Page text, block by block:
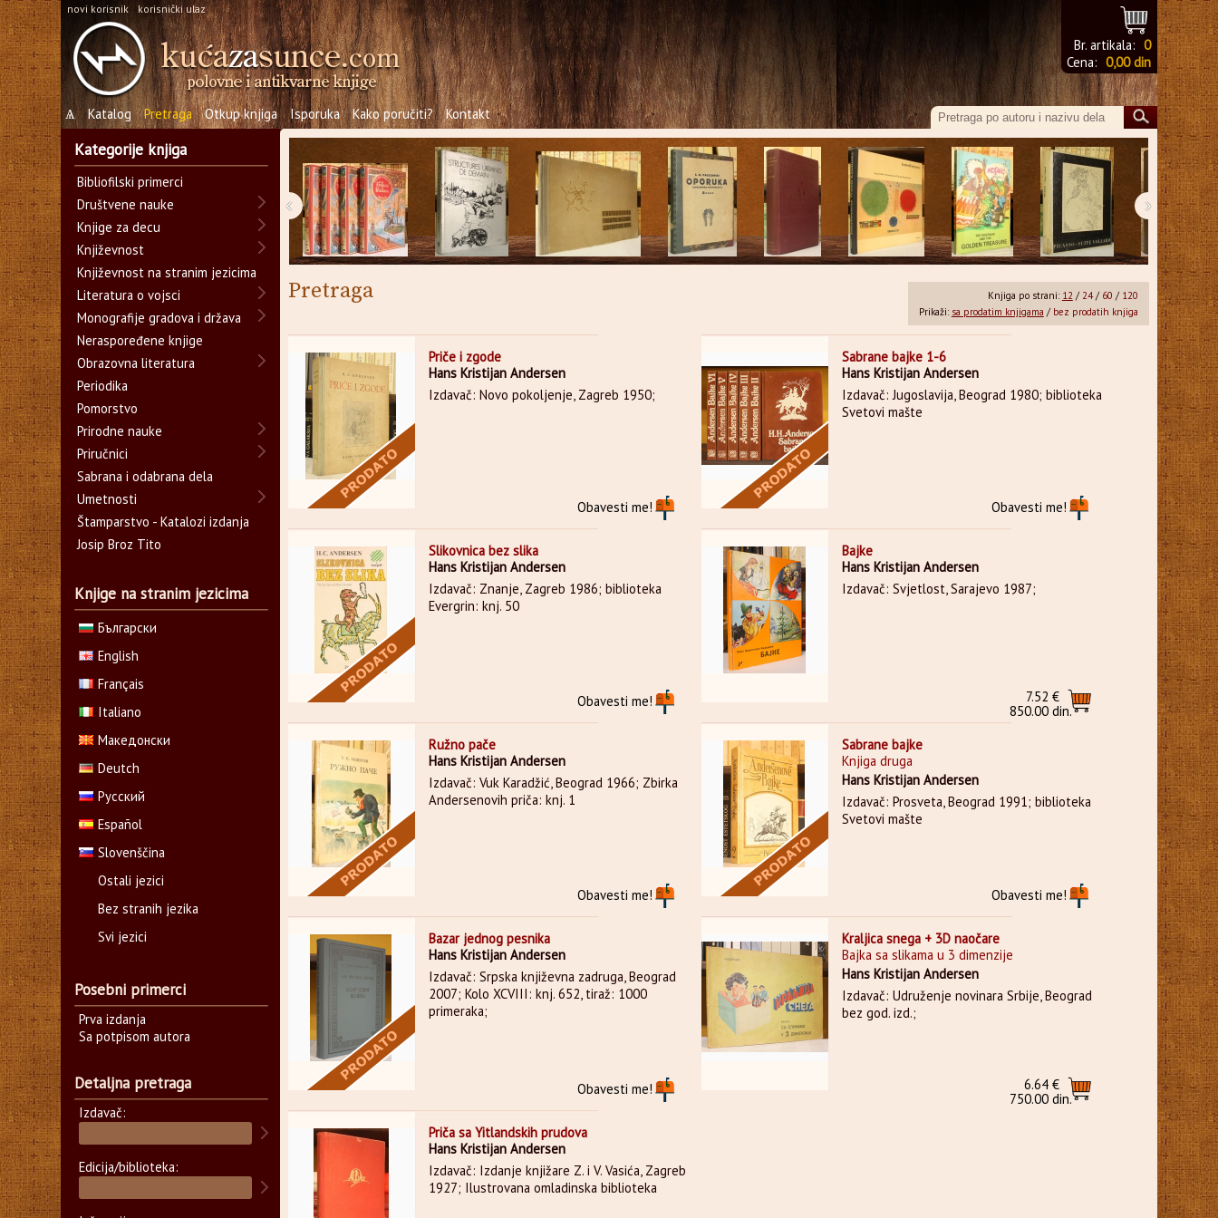
novi korisnik korisnički ulaz
Br. artikala: 0
Cena: 0,00 din
Ѧ Katalog Pretraga Otkup knjiga Isporuka Kako poručiti? Kontakt
‹ ›
Pretraga Knjiga po strani: 12 / 24/ 60 / 120
Prikaži: sa prodatim knjigama / bez prodatih knjiga
Priče i zgode
Hans Kristijan Andersen
Izdavač: Novo pokoljenje, Zagreb 1950;
Obavesti me!
Sabrane bajke 1-6
Hans Kristijan Andersen
Izdavač: Jugoslavija, Beograd 1980; biblioteka
Svetovi mašte
Obavesti me!
Slikovnica bez slika
Hans Kristijan Andersen
Izdavač: Znanje, Zagreb 1986; biblioteka
Evergrin: knj. 50
Obavesti me!
Bajke
Hans Kristijan Andersen
Izdavač: Svjetlost, Sarajevo 1987;
7.52 €
850.00 din.
Ružno pače
Hans Kristijan Andersen
Izdavač: Vuk Karadžić, Beograd 1966; Zbirka
Andersenovih priča: knj. 1
Obavesti me!
Sabrane bajke
Knjiga druga
Hans Kristijan Andersen
Izdavač: Prosveta, Beograd 1991; biblioteka
Svetovi mašte
Obavesti me!
Bazar jednog pesnika
Hans Kristijan Andersen
Izdavač: Srpska književna zadruga, Beograd
2007; Kolo XCVIII: knj. 652, tiraž: 1000
primeraka;
Obavesti me!
Kraljica snega + 3D naočare
Bajka sa slikama u 3 dimenzije
Hans Kristijan Andersen
Izdavač: Udruženje novinara Srbije, Beograd
bez god. izd.;
6.64 €
750.00 din.
Priča sa Yitlandskih prudova
Hans Kristijan Andersen
Izdavač: Izdanje knjižare Z. i V. Vasića, Zagreb
1927; Ilustrovana omladinska biblioteka
Kategorije knjiga
Bibliofilski primerci
Društvene nauke
Knjige za decu
Književnost
Književnost na stranim jezicima
Literatura o vojsci
Monografije gradova i država
Neraspoređene knjige
Obrazovna literatura
Periodika
Pomorstvo
Prirodne nauke
Priručnici
Sabrana i odabrana dela
Umetnosti
Štamparstvo - Katalozi izdanja
Josip Broz Tito
Knjige na stranim jezicima
Български
English
Français
Italiano
Македонски
Deutch
Русский
Español
Slovenščina
Ostali jezici
Bez stranih jezika
Svi jezici
Posebni primerci
Prva izdanja
Sa potpisom autora
Detaljna pretraga
Izdavač:
Edicija/biblioteka: